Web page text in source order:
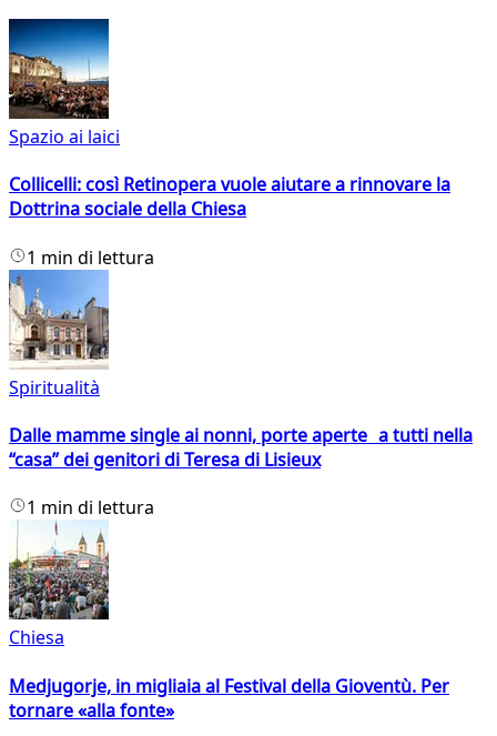
Spazio ai laici
Collicelli: così Retinopera vuole aiutare a rinnovare la
Dottrina sociale della Chiesa
1 min di lettura
Spiritualità
Dalle mamme single ai nonni, porte aperte a tutti nella
“casa” dei genitori di Teresa di Lisieux
1 min di lettura
Chiesa
Medjugorje, in migliaia al Festival della Gioventù. Per
tornare «alla fonte»